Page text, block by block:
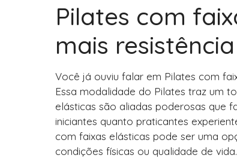
Pilates com
mais
Você já ouviu falar em Pilates com
Essa modalidade do Pilates traz um
elásticas são aliadas poderosas que
iniciantes quanto praticantes
com faixas elásticas pode ser uma
condições físicas ou qualidade de vida.